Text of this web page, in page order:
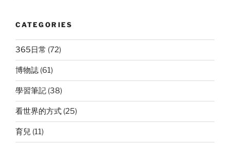
CATEGORIES
365日常 (72)
博物誌 (61)
學習筆記 (38)
看世界的方式 (25)
育兒 (11)